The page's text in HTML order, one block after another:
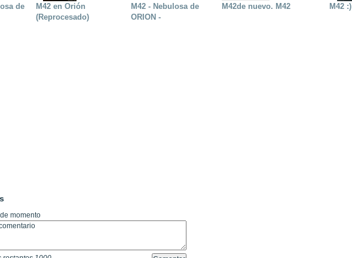
de
M42 en Orión
(Reprocesado)
M42 - Nebulosa de
ORION -
M42de nuevo. M42 M42 :)
momento